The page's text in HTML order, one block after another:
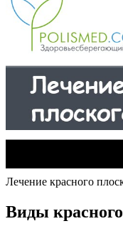
Лечение красного
Виды